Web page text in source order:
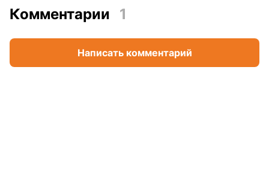
Комментарии 1
Написать комментарий